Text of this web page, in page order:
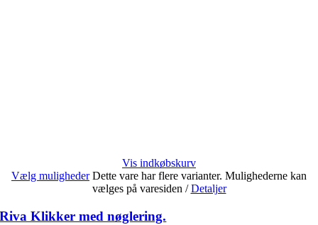
Vis indkøbskurv
Vælg muligheder Dette vare har flere varianter. Mulighederne kan
vælges på varesiden / Detaljer
Riva Klikker med nøglering.